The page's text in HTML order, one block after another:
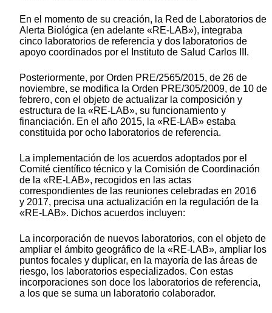
En el momento de su creación, la Red de Laboratorios de
Alerta Biológica (en adelante «RE-LAB»), integraba
cinco laboratorios de referencia y dos laboratorios de
apoyo coordinados por el Instituto de Salud Carlos III.
Posteriormente, por Orden PRE/2565/2015, de 26 de
noviembre, se modifica la Orden PRE/305/2009, de 10 de
febrero, con el objeto de actualizar la composición y
estructura de la «RE-LAB», su funcionamiento y
financiación. En el año 2015, la «RE-LAB» estaba
constituida por ocho laboratorios de referencia.
La implementación de los acuerdos adoptados por el
Comité científico técnico y la Comisión de Coordinación
de la «RE-LAB», recogidos en las actas
correspondientes de las reuniones celebradas en 2016
y 2017, precisa una actualización en la regulación de la
«RE-LAB». Dichos acuerdos incluyen:
La incorporación de nuevos laboratorios, con el objeto de
ampliar el ámbito geográfico de la «RE-LAB», ampliar los
puntos focales y duplicar, en la mayoría de las áreas de
riesgo, los laboratorios especializados. Con estas
incorporaciones son doce los laboratorios de referencia,
a los que se suma un laboratorio colaborador.